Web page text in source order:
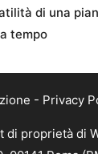
di una
tempo
- Privacy
proprietà di